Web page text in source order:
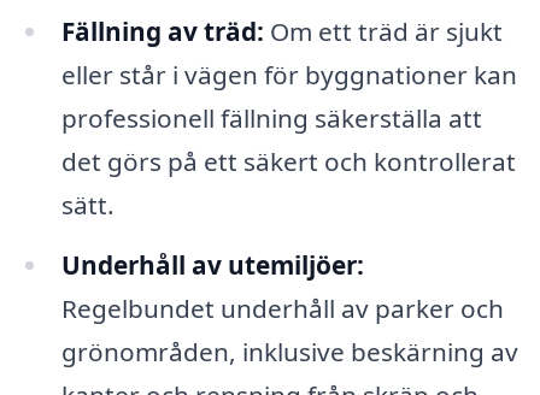
Fällning av träd: Om ett träd är sjukt
eller står i vägen för byggnationer kan
professionell fällning säkerställa att
det görs på ett säkert och kontrollerat
sätt.
Underhåll av utemiljöer:
Regelbundet underhåll av parker och
grönområden, inklusive beskärning av